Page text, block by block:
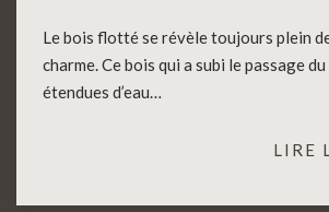
Le bois flotté se révèle toujours plein
charme. Ce bois qui a subi le passage
étendues d’eau…
LIRE